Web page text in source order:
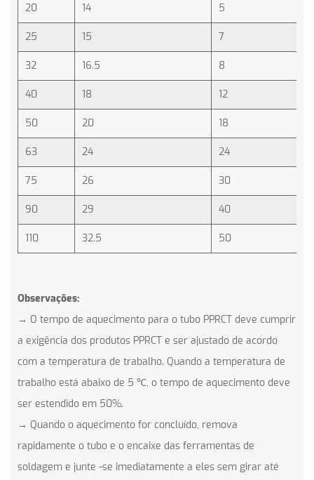
20 14 5
25 15 7
32 16.5 8
40 18 12
50 20 18
63 24 24
75 26 30
90 29 40
110 32.5 50
Observações:
→ O tempo de aquecimento para o tubo PPRCT deve cumprir
a exigência dos produtos PPRCT e ser ajustado de acordo
com a temperatura de trabalho. Quando a temperatura de
trabalho está abaixo de 5 ℃, o tempo de aquecimento deve
ser estendido em 50%.
→ Quando o aquecimento for concluído, remova
rapidamente o tubo e o encaixe das ferramentas de
soldagem e junte -se imediatamente a eles sem girar até